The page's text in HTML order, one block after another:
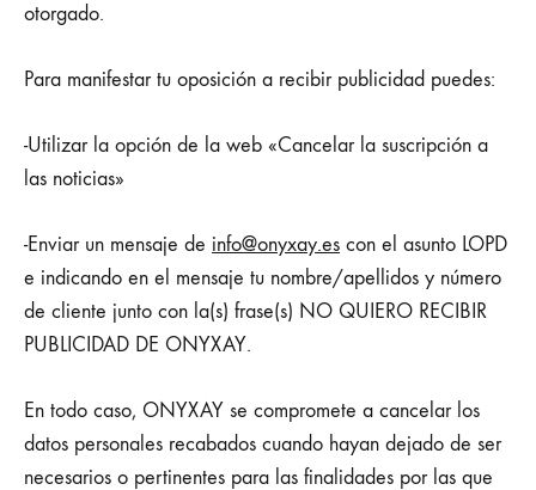
otorgado.
Para manifestar tu oposición a recibir publicidad puedes:
-Utilizar la opción de la web «Cancelar la suscripción a
las noticias»
-Enviar un mensaje de info@onyxay.es con el asunto LOPD
e indicando en el mensaje tu nombre/apellidos y número
de cliente junto con la(s) frase(s) NO QUIERO RECIBIR
PUBLICIDAD DE ONYXAY.
En todo caso, ONYXAY se compromete a cancelar los
datos personales recabados cuando hayan dejado de ser
necesarios o pertinentes para las finalidades por las que